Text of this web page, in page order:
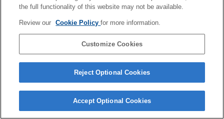
Terms of Use Contact Us
the full functionality of this website may not be available.
Review our Cookie Policyfor more information.
Customize Cookies
Reject Optional Cookies
Accept Optional Cookies